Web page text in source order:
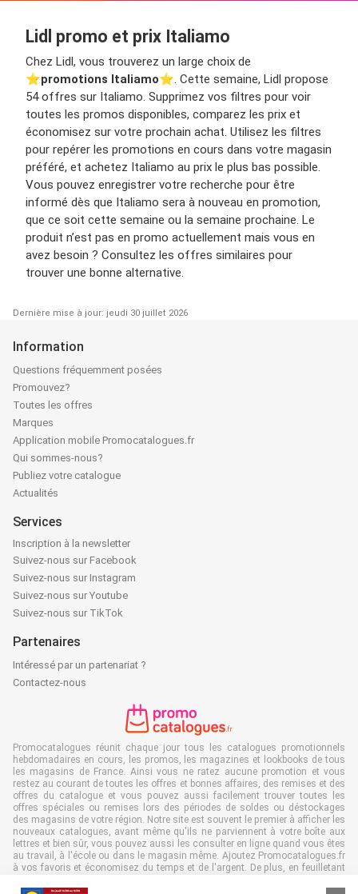
Lidl promo et prix Italiamo
Chez Lidl, vous trouverez un large choix de
⭐️promotions Italiamo⭐️. Cette semaine, Lidl propose
54 offres sur Italiamo. Supprimez vos filtres pour voir
toutes les promos disponibles, comparez les prix et
économisez sur votre prochain achat. Utilisez les filtres
pour repérer les promotions en cours dans votre magasin
préféré, et achetez Italiamo au prix le plus bas possible.
Vous pouvez enregistrer votre recherche pour être
informé dès que Italiamo sera à nouveau en promotion,
que ce soit cette semaine ou la semaine prochaine. Le
produit n’est pas en promo actuellement mais vous en
avez besoin ? Consultez les offres similaires pour
trouver une bonne alternative.
Dernière mise à jour: jeudi 30 juillet 2026
Information
Questions fréquemment posées
Promouvez?
Toutes les offres
Marques
Application mobile Promocatalogues.fr
Qui sommes-nous?
Publiez votre catalogue
Actualités
Services
Inscription à la newsletter
Suivez-nous sur Facebook
Suivez-nous sur Instagram
Suivez-nous sur Youtube
Suivez-nous sur TikTok
Partenaires
Intéressé par un partenariat ?
Contactez-nous
Promocatalogues réunit chaque jour tous les catalogues promotionnels
hebdomadaires en cours, les promos, les magazines et lookbooks de tous
les magasins de France. Ainsi vous ne ratez aucune promotion et vous
restez au courant de toutes les offres et bonnes affaires, des remises et des
offres du catalogue et vous pouvez aussi facilement trouver toutes les
offres spéciales ou remises lors des périodes de soldes ou déstockages
des magasins de votre région. Notre site est souvent le premier à afficher les
nouveaux catalogues, avant même qu'ils ne parviennent à votre boîte aux
lettres et bien sûr, vous pouvez aussi les consulter en ligne quand vous êtes
au travail, à l'école ou dans le magasin même. Ajoutez Promocatalogues.fr
à vos favoris et économisez du temps et de l'argent. De plus, en feuilletant
gaspillage de papier, ce qui est très avantageux pour l’environnement.